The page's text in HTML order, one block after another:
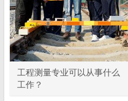
工程测量专业可以从事什么
工作？